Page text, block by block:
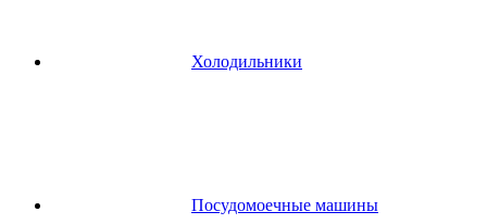
Холодильники
Посудомоечные машины